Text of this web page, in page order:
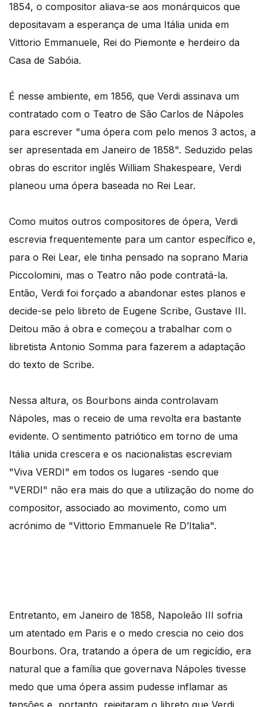
1854, o compositor aliava-se aos monárquicos que
depositavam a esperança de uma Itália unida em
Vittorio Emmanuele, Rei do Piemonte e herdeiro da
Casa de Sabóia.
É nesse ambiente, em 1856, que Verdi assinava um
contratado com o Teatro de São Carlos de Nápoles
para escrever "uma ópera com pelo menos 3 actos, a
ser apresentada em Janeiro de 1858". Seduzido pelas
obras do escritor inglês William Shakespeare, Verdi
planeou uma ópera baseada no Rei Lear.
Como muitos outros compositores de ópera, Verdi
escrevia frequentemente para um cantor específico e,
para o Rei Lear, ele tinha pensado na soprano Maria
Piccolomini, mas o Teatro não pode contratá-la.
Então, Verdi foi forçado a abandonar estes planos e
decide-se pelo libreto de Eugene Scribe, Gustave III.
Deitou mão á obra e começou a trabalhar com o
libretista Antonio Somma para fazerem a adaptação
do texto de Scribe.
Nessa altura, os Bourbons ainda controlavam
Nápoles, mas o receio de uma revolta era bastante
evidente. O sentimento patriótico em torno de uma
Itália unida crescera e os nacionalistas escreviam
"Viva VERDI" em todos os lugares -sendo que
"VERDI" não era mais do que a utilização do nome do
compositor, associado ao movimento, como um
acrónimo de "Vittorio Emmanuele Re D’Italia".
Entretanto, em Janeiro de 1858, Napoleão III sofria
um atentado em Paris e o medo crescia no ceio dos
Bourbons. Ora, tratando a ópera de um regicídio, era
natural que a família que governava Nápoles tivesse
medo que uma ópera assim pudesse inflamar as
tensões e, portanto, rejeitaram o libreto que Verdi